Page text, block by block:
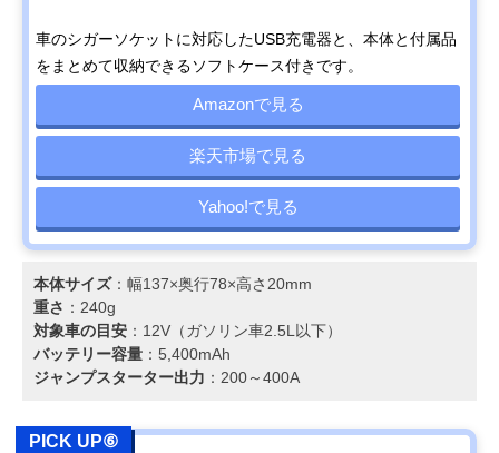
車のシガーソケットに対応したUSB充電器と、本体と付属品
をまとめて収納できるソフトケース付きです。
Amazonで見る
楽天市場で見る
Yahoo!で見る
本体サイズ：幅137×奥行78×高さ20mm
重さ ：240g
対象車の目安 ：12V（ガソリン車2.5L以下）
バッテリー容量 ：5,400mAh
ジャンプスターター出力 ：200～400A
PICK UP⑥